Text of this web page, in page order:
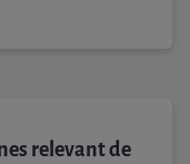
relevant de